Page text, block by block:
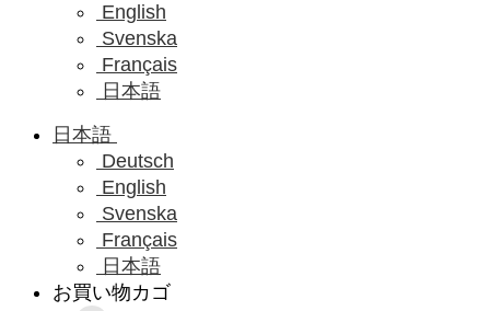
English
Svenska
Français
日本語
日本語
Deutsch
English
Svenska
Français
日本語
お買い物カゴ